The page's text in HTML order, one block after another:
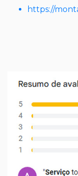
https://